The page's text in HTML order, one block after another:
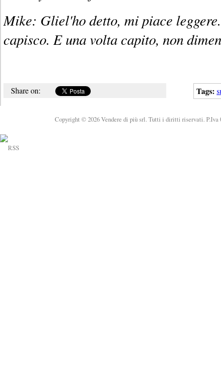
Mike: Gliel'ho detto, mi piace
capisco. E una volta capito, non
Tags:
Share on:
Copyright © 2026 Vendere di più srl. Tutti i diritti riservati. P.Iva